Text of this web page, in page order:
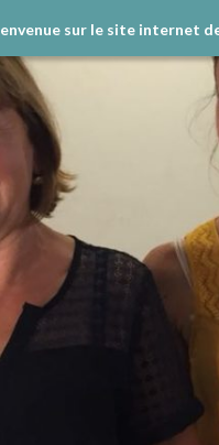
sur le site internet